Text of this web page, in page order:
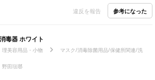
違反を報告 参考になった
毒器 ホワイト
理美容用品・小物
マスク/消毒除菌用品/保健所関連/洗
野田琺瑯